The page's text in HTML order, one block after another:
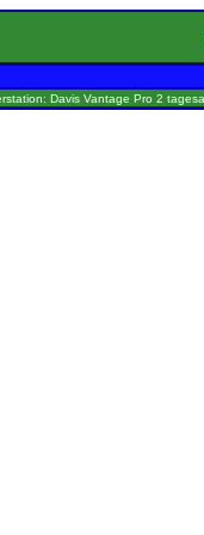
Davis Vantage Pro 2